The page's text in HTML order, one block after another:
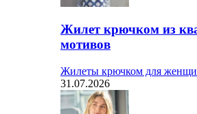
Жилет крючком из
мотивов
Жилеты крючком для
31.07.2026